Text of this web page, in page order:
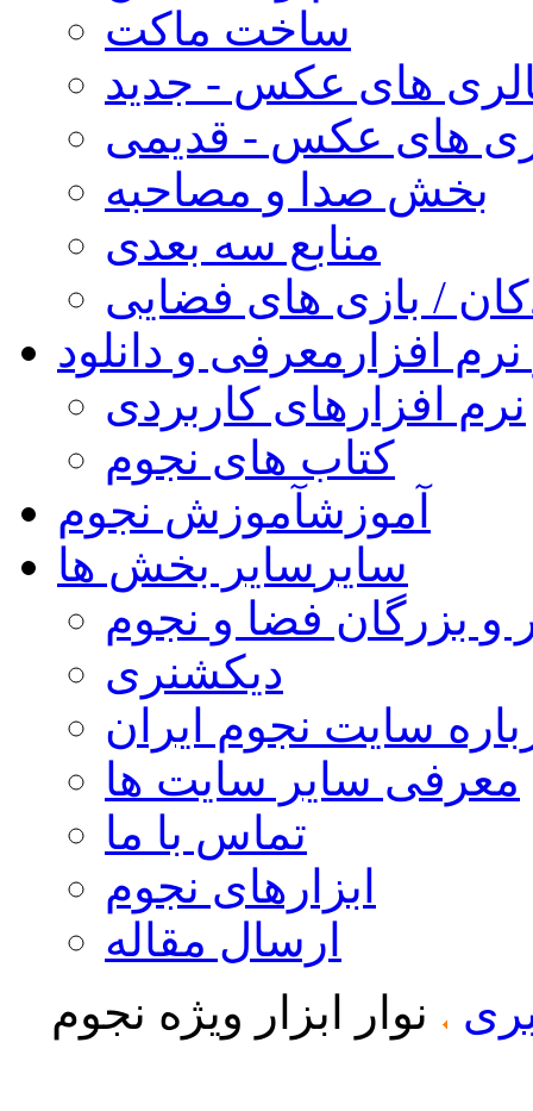
ساخت ماکت
های عکس - جدید
های عکس - قدیمی
بخش صدا و مصاحبه
منابع سه بعدی
/ بازی های فضایی
افزار معرفی و دانلود
نرم افزارهای کاربردی
کتاب های نجوم
آموزشآموزش نجوم
سایر سایر بخش ها
و بزرگان فضا و نجوم
دیکشنری
سایت نجوم ایران
معرفی سایر سایت ها
تماس با ما
ابزارهای نجوم
ارسال مقاله
نوار ابزار ویژه نجوم